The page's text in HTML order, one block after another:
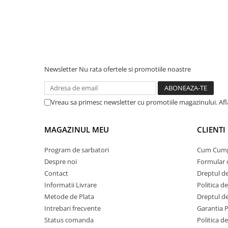
Newsletter Nu rata ofertele si promotiile noastre
Vreau sa primesc newsletter cu promotiile magazinului.
MAGAZINUL MEU
Program de sarbatori
Despre noi
Contact
Informatii Livrare
Metode de Plata
Intrebari frecvente
Status comanda
CLIENTI
Cum
Formular
Dreptul
Politica
Dreptul
Garantia
Politica